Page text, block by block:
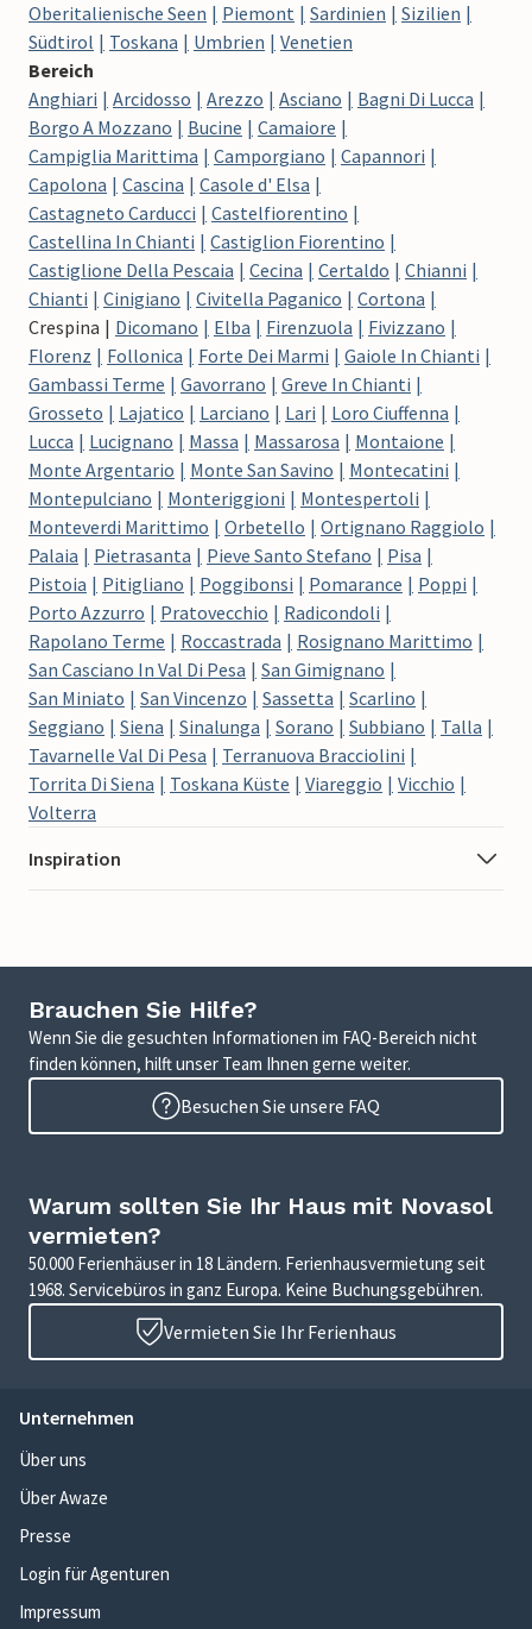
Oberitalienische Seen
Piemont Sardinien
Sizilien
Südtirol
Toskana Umbrien
Venetien
Bereich
Anghiari
Arcidosso Arezzo Asciano
Bagni Di Lucca
Borgo A Mozzano
Bucine
Camaiore
Campiglia Marittima
Camporgiano
Capannori
Capolona
Cascina
Casole d' Elsa
Castagneto Carducci
Castelfiorentino
Castellina In Chianti
Castiglion Fiorentino
Castiglione Della Pescaia
Cecina Certaldo
Chianni
Chianti
Cinigiano Civitella Paganico
Cortona
Crespina
Dicomano Elba Firenzuola
Fivizzano
Florenz
Follonica Forte Dei Marmi
Gaiole In Chianti
Gambassi Terme
Gavorrano
Greve In Chianti
Grosseto
Lajatico Larciano Lari
Loro Ciuffenna
Lucca
Lucignano Massa Massarosa
Montaione
Monte Argentario
Monte San Savino
Montecatini
Montepulciano
Monteriggioni
Montespertoli
Monteverdi Marittimo
Orbetello
Ortignano Raggiolo
Palaia
Pietrasanta Pieve Santo Stefano
Pisa
Pistoia
Pitigliano Poggibonsi Pomarance
Poppi
Porto Azzurro
Pratovecchio
Radicondoli
Rapolano Terme
Roccastrada
Rosignano Marittimo
San Casciano In Val Di Pesa
San Gimignano
San Miniato
San Vincenzo Sassetta
Scarlino
Seggiano
Siena Sinalunga Sorano Subbiano
Talla
Tavarnelle Val Di Pesa
Terranuova Bracciolini
Torrita Di Siena
Toskana Küste Viareggio
Vicchio
Volterra
Inspiration
Brauchen Sie Hilfe?
Wenn Sie die gesuchten Informationen im FAQ-Bereich nicht
finden können, hilft unser Team Ihnen gerne weiter.
Besuchen Sie unsere FAQ
Warum sollten Sie Ihr Haus mit Novasol
vermieten?
50.000 Ferienhäuser in 18 Ländern. Ferienhausvermietung seit
1968. Servicebüros in ganz Europa. Keine Buchungsgebühren.
Vermieten Sie Ihr Ferienhaus
Unternehmen
Über uns
Über Awaze
Presse
Login für Agenturen
Impressum